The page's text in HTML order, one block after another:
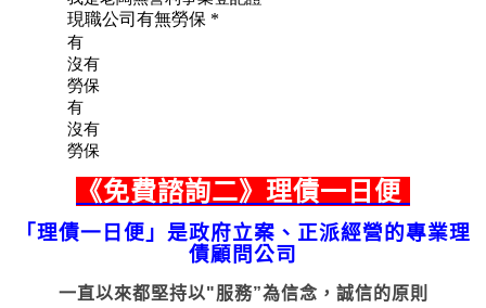
《免費諮詢二》理債一日便
「理債一日便」是政府立案、正派經營的專業理
債顧問公司
一直以來都堅持以"服務”為信念，誠信的原則